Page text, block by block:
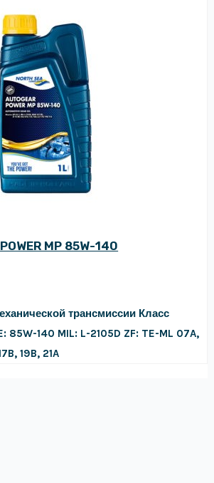
MP 85W-140
трансмиссии Класс
85W-140 MIL: L-2105D ZF: TE-ML 07A,
19B, 21A